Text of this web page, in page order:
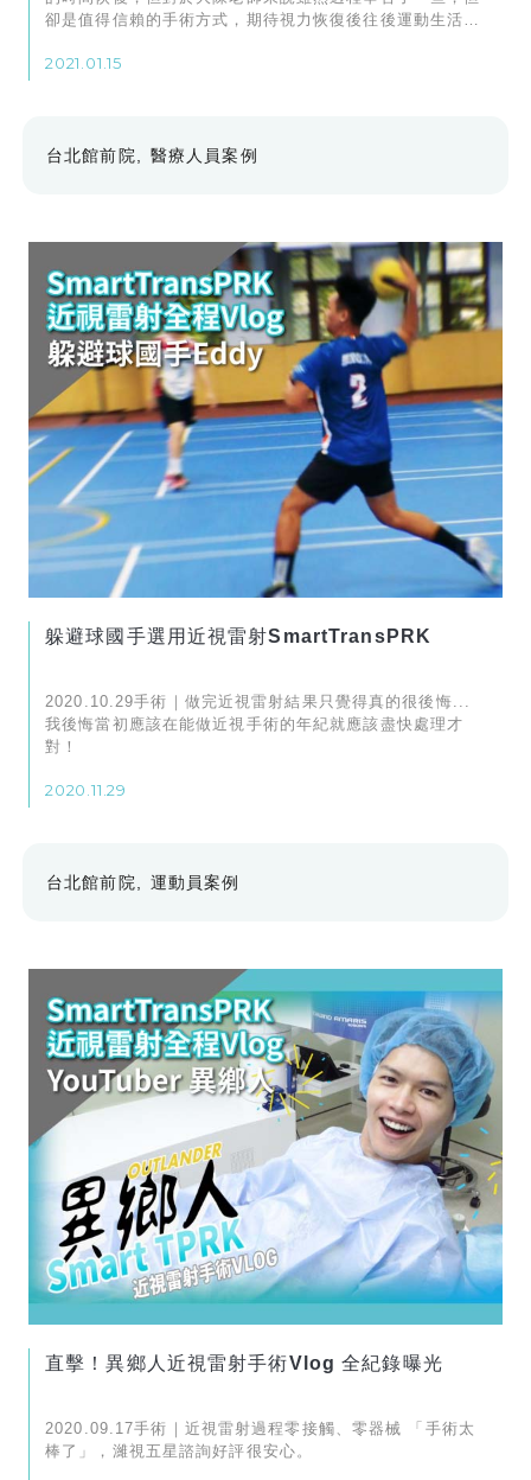
卻是值得信賴的手術方式，期待視力恢復後往後運動生活及
2021.01.15
台北館前院 醫療人員案例
躲避球國手選用近視雷射SmartTransPRK
2020.10.29手術｜做完近視雷射結果只覺得真的很後悔...
我後悔當初應該在能做近視手術的年紀就應該盡快處理才
對！
2020.11.29
台北館前院 運動員案例
直擊！異鄉人近視雷射手術Vlog 全紀錄曝光
2020.09.17手術｜近視雷射過程零接觸、零器械 「手術太
棒了」，濰視五星諮詢好評很安心。